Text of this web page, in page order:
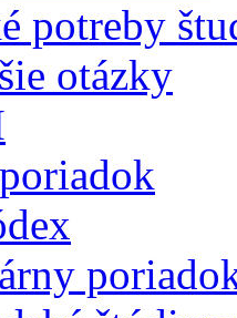
potreby
otázky